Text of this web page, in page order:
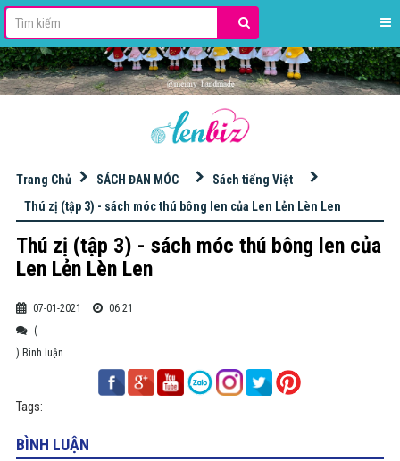
Trang Chủ SÁCH ĐAN MÓC
Sách tiếng Việt
Thú zị (tập 3) - sách móc thú bông len của Len Lẻn Lèn Len
Thú zị (tập 3) - sách móc thú bông len của
Len Lẻn Lèn Len
07-01-2021
06:21
(
) Bình luận
Tags:
BÌNH LUẬN